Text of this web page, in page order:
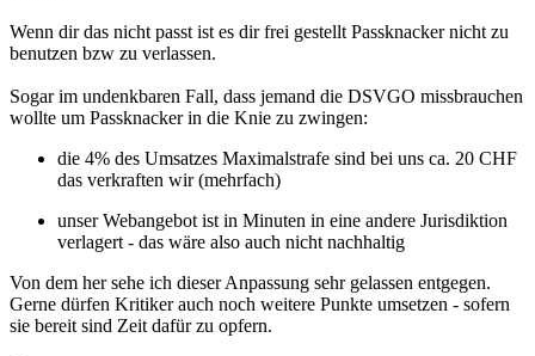
Wenn dir das nicht passt ist es dir frei gestellt Passknacker nicht zu
benutzen bzw zu verlassen.
Sogar im undenkbaren Fall, dass jemand die DSVGO missbrauchen
wollte um Passknacker in die Knie zu zwingen:
die 4% des Umsatzes Maximalstrafe sind bei uns ca. 20 CHF
das verkraften wir (mehrfach)
unser Webangebot ist in Minuten in eine andere Jurisdiktion
verlagert - das wäre also auch nicht nachhaltig
Von dem her sehe ich dieser Anpassung sehr gelassen entgegen.
Gerne dürfen Kritiker auch noch weitere Punkte umsetzen - sofern
sie bereit sind Zeit dafür zu opfern.